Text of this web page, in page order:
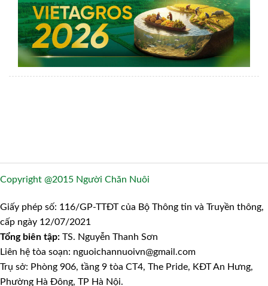
Copyright @2015 Người Chăn Nuôi
Giấy phép số: 116/GP-TTĐT của Bộ Thông tin và Truyền thông,
cấp ngày 12/07/2021
Tổng biên tập: TS. Nguyễn Thanh Sơn
Liên hệ tòa soạn: nguoichannuoivn@gmail.com
Trụ sở: Phòng 906, tầng 9 tòa CT4, The Pride, KĐT An Hưng,
Phường Hà Đông, TP Hà Nội.